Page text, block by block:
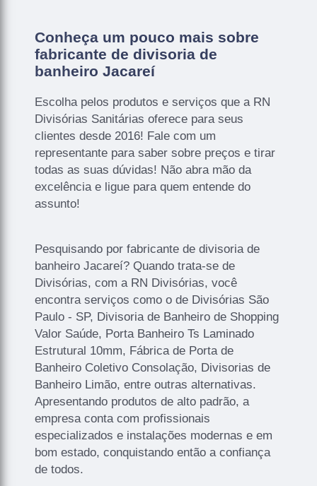
Conheça um pouco mais sobre
fabricante de divisoria de
banheiro Jacareí
Escolha pelos produtos e serviços que a RN
Divisórias Sanitárias oferece para seus
clientes desde 2016! Fale com um
representante para saber sobre preços e tirar
todas as suas dúvidas! Não abra mão da
excelência e ligue para quem entende do
assunto!
Pesquisando por fabricante de divisoria de
banheiro Jacareí? Quando trata-se de
Divisórias, com a RN Divisórias, você
encontra serviços como o de Divisórias São
Paulo - SP, Divisoria de Banheiro de Shopping
Valor Saúde, Porta Banheiro Ts Laminado
Estrutural 10mm, Fábrica de Porta de
Banheiro Coletivo Consolação, Divisorias de
Banheiro Limão, entre outras alternativas.
Apresentando produtos de alto padrão, a
empresa conta com profissionais
especializados e instalações modernas e em
bom estado, conquistando então a confiança
de todos.